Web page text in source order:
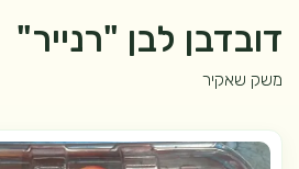
דובדבן לבן "רנייר"
משק שאקיר